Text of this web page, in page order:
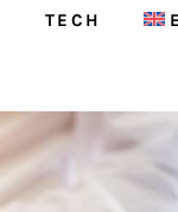
TECH